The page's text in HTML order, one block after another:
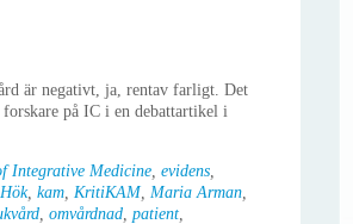
är negativt, ja, rentav farligt. Det
på IC i en debattartikel i
Integrative Medicine, evidens,
, kam, KritiKAM, Maria Arman,
, omvårdnad, patient,